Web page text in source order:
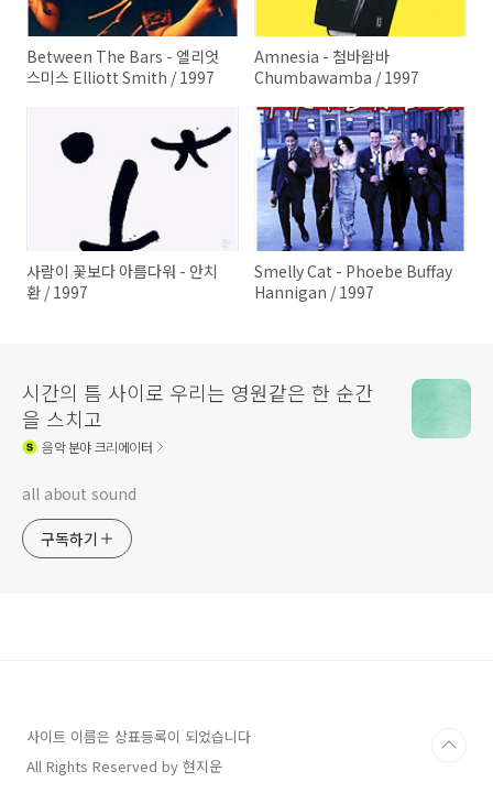
Between The Bars - 엘리엇
스미스 Elliott Smith / 1997
Amnesia - 첨바왐바
Chumbawamba / 1997
사람이 꽃보다 아름다워 - 안치
환 / 1997
Smelly Cat - Phoebe Buffay
Hannigan / 1997
시간의 틈 사이로 우리는 영원같은 한 순간
을 스치고
음악분야 크리에이터
all about sound
구독하기
사이트 이름은 상표등록이 되었습니다
All Rights Reserved by 현지운